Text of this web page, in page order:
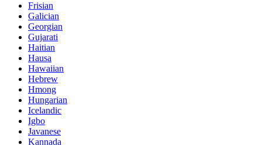
Frisian
Galician
Georgian
Gujarati
Haitian
Hausa
Hawaiian
Hebrew
Hmong
Hungarian
Icelandic
Igbo
Javanese
Kannada